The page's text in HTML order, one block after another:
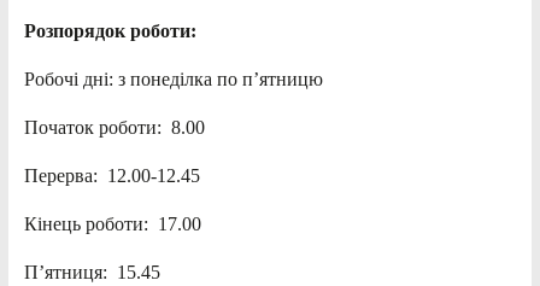
Розпорядок роботи:
Робочі дні: з понеділка по п’ятницю
Початок роботи: 8.00
Перерва: 12.00-12.45
Кінець роботи: 17.00
П’ятниця: 15.45